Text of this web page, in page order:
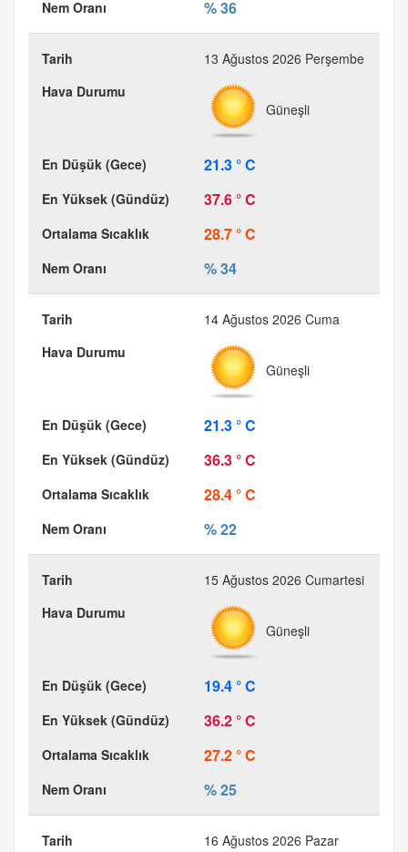
% 36
13 Ağustos 2026 Perşembe
Güneşli
21.3 ° C
37.6 ° C
28.7 ° C
% 34
14 Ağustos 2026 Cuma
Güneşli
21.3 ° C
36.3 ° C
28.4 ° C
% 22
15 Ağustos 2026 Cumartesi
Güneşli
19.4 ° C
36.2 ° C
27.2 ° C
% 25
16 Ağustos 2026 Pazar